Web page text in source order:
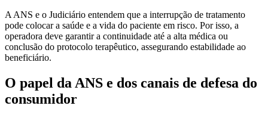
A ANS e o Judiciário entendem que a interrupção de tratamento
pode colocar a saúde e a vida do paciente em risco. Por isso, a
operadora deve garantir a continuidade até a alta médica ou
conclusão do protocolo terapêutico, assegurando estabilidade ao
beneficiário.
O papel da ANS e dos canais de defesa do
consumidor